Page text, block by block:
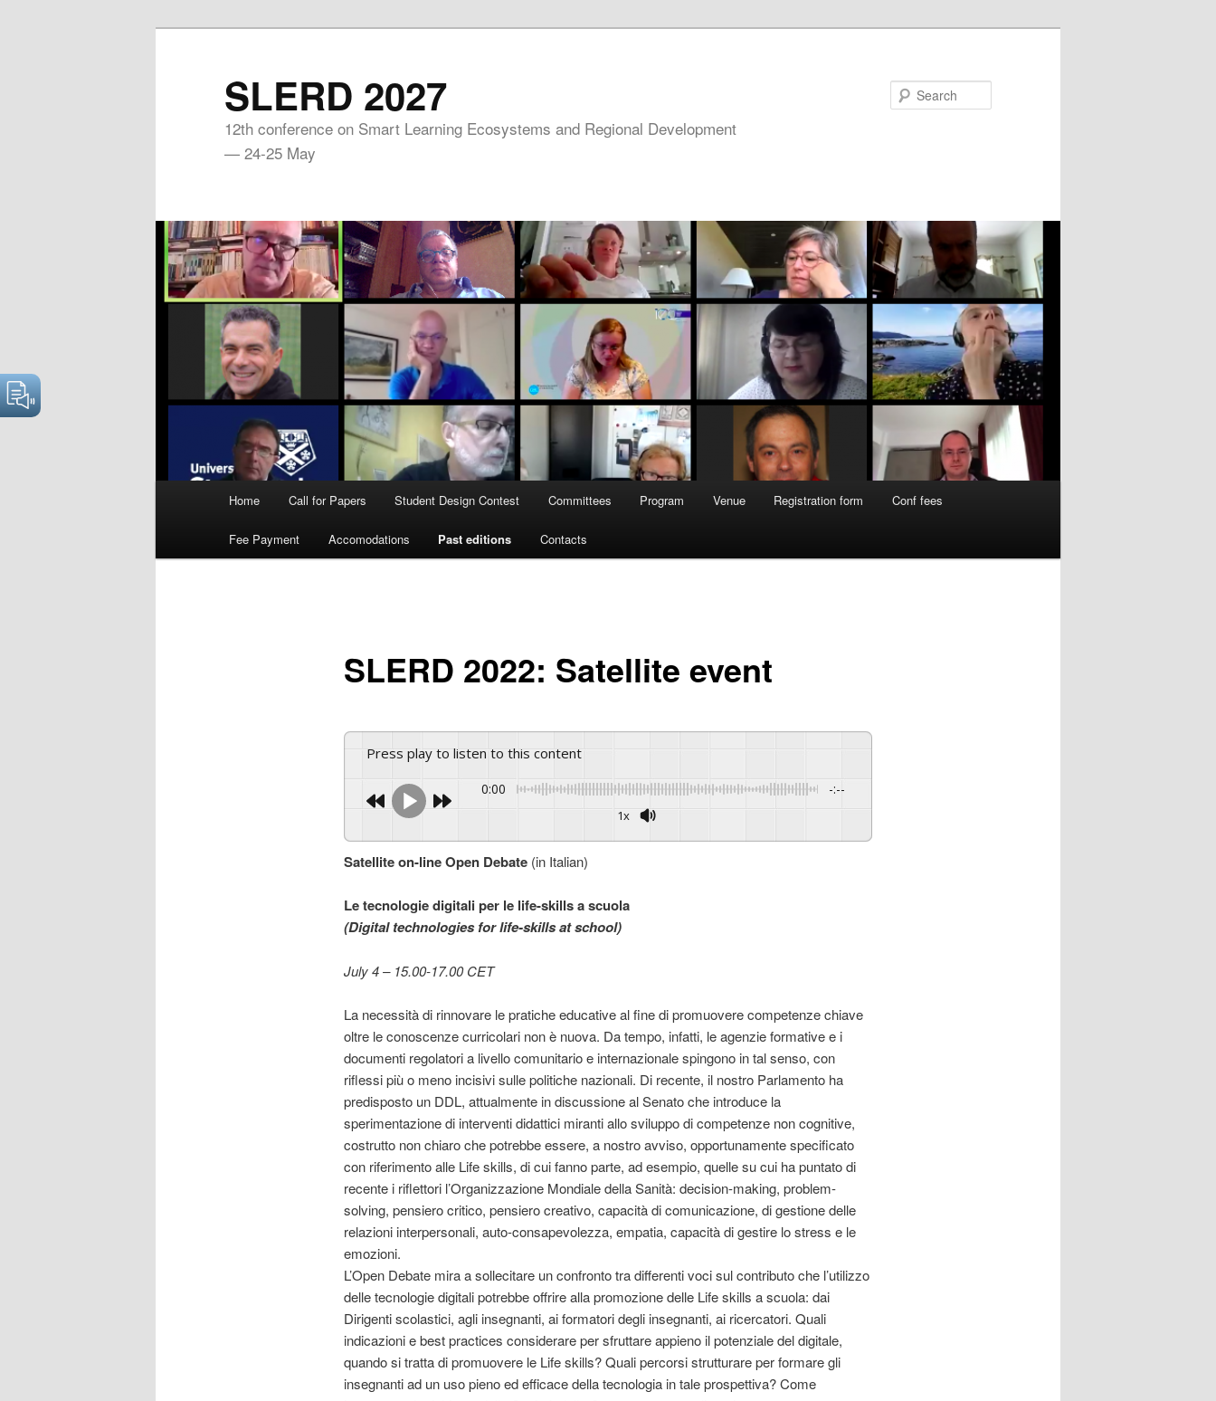
SLERD 2027
12th conference on Smart Learning Ecosystems and Regional Development
— 24-25 May
Home Call for Papers Student Design Contest Committees Program Venue Registration form Conf fees
Fee Payment Accomodations Past editions Contacts
SLERD 2022: Satellite event
Press play to listen to this content
0:00 -:--
1x
Satellite on-line Open Debate (in Italian)
Le tecnologie digitali per le life-skills a scuola
(Digital technologies for life-skills at school)
July 4 – 15.00-17.00 CET
La necessità di rinnovare le pratiche educative al fine di promuovere competenze chiave
oltre le conoscenze curricolari non è nuova. Da tempo, infatti, le agenzie formative e i
documenti regolatori a livello comunitario e internazionale spingono in tal senso, con
riflessi più o meno incisivi sulle politiche nazionali. Di recente, il nostro Parlamento ha
predisposto un DDL, attualmente in discussione al Senato che introduce la
sperimentazione di interventi didattici miranti allo sviluppo di competenze non cognitive,
costrutto non chiaro che potrebbe essere, a nostro avviso, opportunamente specificato
con riferimento alle Life skills, di cui fanno parte, ad esempio, quelle su cui ha puntato di
recente i riflettori l’Organizzazione Mondiale della Sanità: decision-making, problem-
solving, pensiero critico, pensiero creativo, capacità di comunicazione, di gestione delle
relazioni interpersonali, auto-consapevolezza, empatia, capacità di gestire lo stress e le
emozioni.
L’Open Debate mira a sollecitare un confronto tra differenti voci sul contributo che l’utilizzo
delle tecnologie digitali potrebbe offrire alla promozione delle Life skills a scuola: dai
Dirigenti scolastici, agli insegnanti, ai formatori degli insegnanti, ai ricercatori. Quali
indicazioni e best practices considerare per sfruttare appieno il potenziale del digitale,
quando si tratta di promuovere le Life skills? Quali percorsi strutturare per formare gli
insegnanti ad un uso pieno ed efficace della tecnologia in tale prospettiva? Come